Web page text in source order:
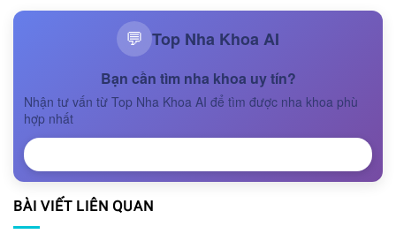
💬 Top Nha Khoa AI
Bạn cần tìm nha khoa uy tín?
Nhận tư vấn từ Top Nha Khoa AI để tìm được nha khoa phù
hợp nhất
BÀI VIẾT LIÊN QUAN